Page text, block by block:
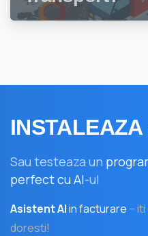
INSTALEAZA
Sau testeaza un
perfect cu AI-ul
Asistent AIin facturare –
doresti!